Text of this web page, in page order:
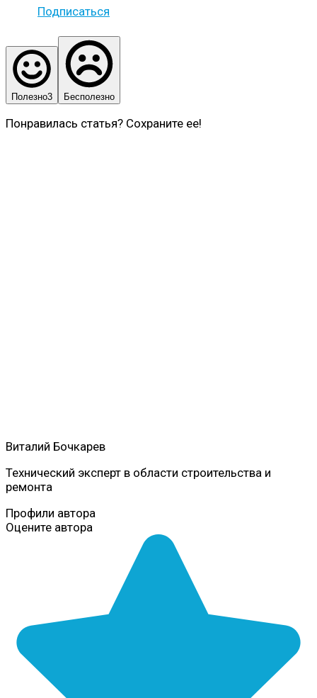
Подписаться
Полезно3 Бесполезно
Понравилась статья? Сохраните ее!
Виталий Бочкарев
Технический эксперт в области строительства и
ремонта
Профили автора
Оцените автора